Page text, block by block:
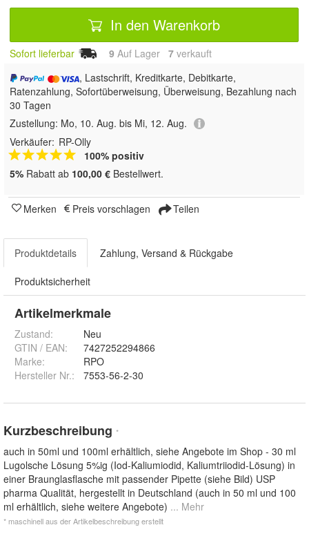
In den Warenkorb
Sofort lieferbar 9 Auf Lager 7 verkauft
, Lastschrift, Kreditkarte, Debitkarte,
Ratenzahlung, Sofortüberweisung, Überweisung, Bezahlung nach
30 Tagen
Zustellung: Mo, 10. Aug. bis Mi, 12. Aug.
Verkäufer: RP-Olly
100% positiv
5% Rabatt ab 100,00 € Bestellwert.
Merken Preis vorschlagen Teilen
Produktdetails Zahlung, Versand & Rückgabe
Produktsicherheit
Artikelmerkmale
Zustand:
Neu
GTIN / EAN:
7427252294866
Marke:
RPO
Hersteller Nr.:
7553-56-2-30
Kurzbeschreibung *
auch in 50ml und 100ml erhältlich, siehe Angebote im Shop - 30 ml
Lugolsche Lösung 5%ig (Iod-Kaliumiodid, Kaliumtriiodid-Lösung) in
einer Braunglasflasche mit passender Pipette (siehe Bild) USP
pharma Qualität, hergestellt in Deutschland (auch in 50 ml und 100
ml erhältlich, siehe weitere Angebote) ... Mehr
* maschinell aus der Artikelbeschreibung erstellt